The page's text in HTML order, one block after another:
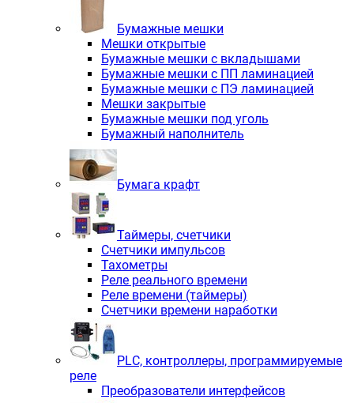
Бумажные мешки
Мешки открытые
Бумажные мешки с вкладышами
Бумажные мешки с ПП ламинацией
Бумажные мешки с ПЭ ламинацией
Мешки закрытые
Бумажные мешки под уголь
Бумажный наполнитель
Бумага крафт
Таймеры, счетчики
Счетчики импульсов
Тахометры
Реле реального времени
Реле времени (таймеры)
Счетчики времени наработки
PLС, контроллеры, программируемые
реле
Преобразователи интерфейсов